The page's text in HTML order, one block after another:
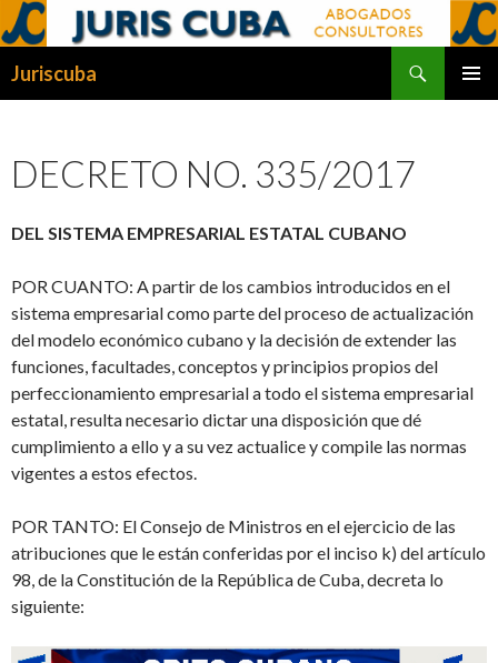
Juriscuba
DECRETO NO. 335/2017
DEL SISTEMA EMPRESARIAL ESTATAL CUBANO
POR CUANTO: A partir de los cambios introducidos en el
sistema empresarial como parte del proceso de actualización
del modelo económico cubano y la decisión de extender las
funciones, facultades, conceptos y principios propios del
perfeccionamiento empresarial a todo el sistema empresarial
estatal, resulta necesario dictar una disposición que dé
cumplimiento a ello y a su vez actualice y compile las normas
vigentes a estos efectos.
POR TANTO: El Consejo de Ministros en el ejercicio de las
atribuciones que le están conferidas por el inciso k) del artículo
98, de la Constitución de la República de Cuba, decreta lo
siguiente: